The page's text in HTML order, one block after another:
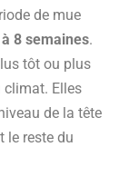
de mue
8 semaines.
tôt ou plus
climat. Elles
de la tête
le reste du